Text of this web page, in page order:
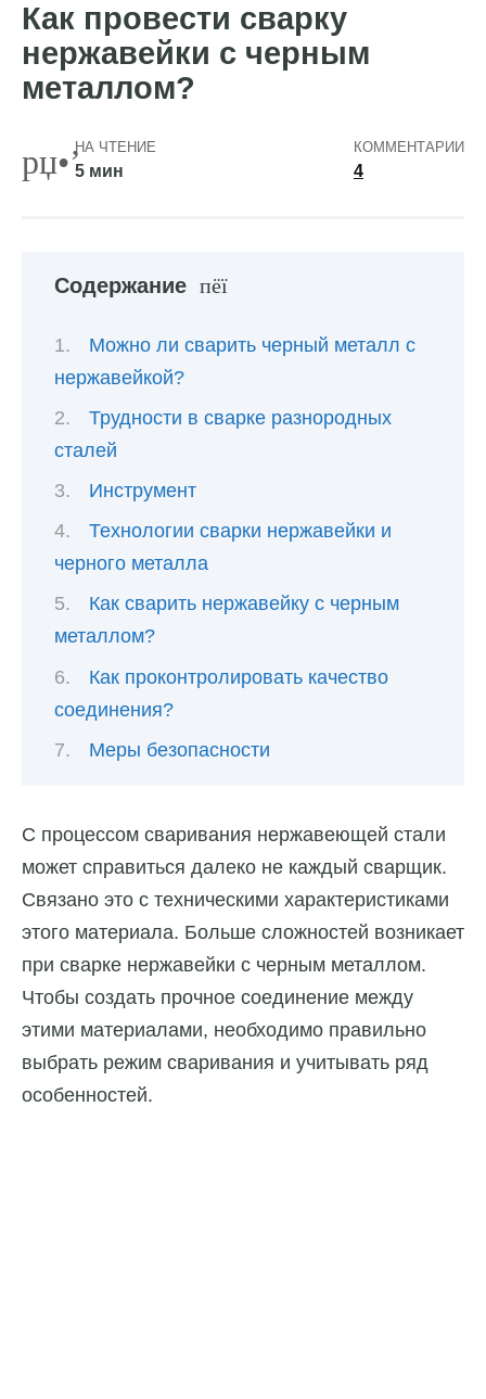
Как провести сварку
нержавейки с черным
металлом?
НА ЧТЕНИЕ
5 мин
КОММЕНТАРИИ
4
Содержание
Можно ли сварить черный металл с
нержавейкой?
Трудности в сварке разнородных
сталей
Инструмент
Технологии сварки нержавейки и
черного металла
Как сварить нержавейку с черным
металлом?
Как проконтролировать качество
соединения?
Меры безопасности
С процессом сваривания нержавеющей стали
может справиться далеко не каждый сварщик.
Связано это с техническими характеристиками
этого материала. Больше сложностей возникает
при сварке нержавейки с черным металлом.
Чтобы создать прочное соединение между
этими материалами, необходимо правильно
выбрать режим сваривания и учитывать ряд
особенностей.